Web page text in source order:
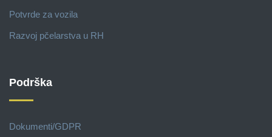
Potvrde za vozila
Razvoj pčelarstva u RH
Podrška
Dokumenti/GDPR